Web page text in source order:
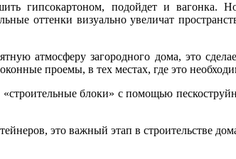
гипсокартоном, подойдет и вагонка.
оттенки визуально увеличат
атмосферу загородного дома, это
проемы, в тех местах, где это
блоки» с помощью
это важный этап в строительстве